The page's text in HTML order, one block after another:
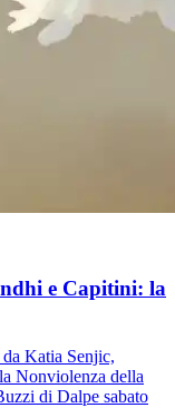
e Capitini: la
Katia Senjic,
Nonviolenza della
di Dalpe sabato